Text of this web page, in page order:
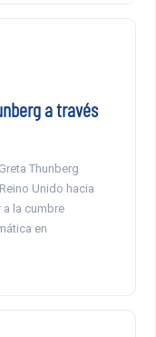
a través
Thunberg
Unido hacia
a la cumbre
en